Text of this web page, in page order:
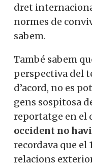
dret
normes de
sabem.
També sabem
perspectiva del
d’acord, no es
gens sospitosa
reportatge en el
occident no
recordava que el
relacions